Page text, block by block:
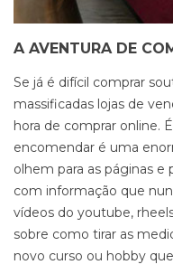
A AVENTURA DE
Se já é difícil comprar
massificadas lojas de
hora de comprar online.
encomendar é uma
olhem para as páginas
com informação que
vídeos do youtube,
sobre como tirar as
novo curso ou hobby